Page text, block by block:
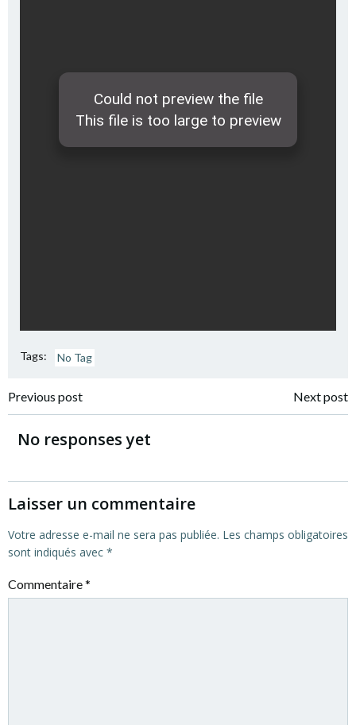
Tags: No Tag
Post
navigation
Previous post Next post
No responses yet
Laisser un commentaire
Votre adresse e-mail ne sera pas publiée. Les champs obligatoires
sont indiqués avec *
Commentaire*